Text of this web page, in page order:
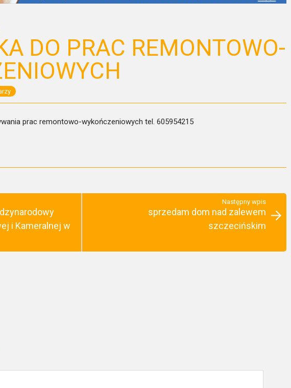
DO PRAC REMONTOWO-
prac remontowo-wykończeniowych tel. 605954215
i Kameralnej w
Następny wpis
sprzedam dom nad zalewem
szczecińskim